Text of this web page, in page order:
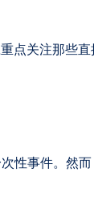
点关注那些
性事件。然